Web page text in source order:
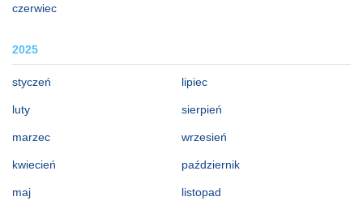
czerwiec
2025
styczeń
luty
marzec
kwiecień
maj
lipiec
sierpień
wrzesień
październik
listopad